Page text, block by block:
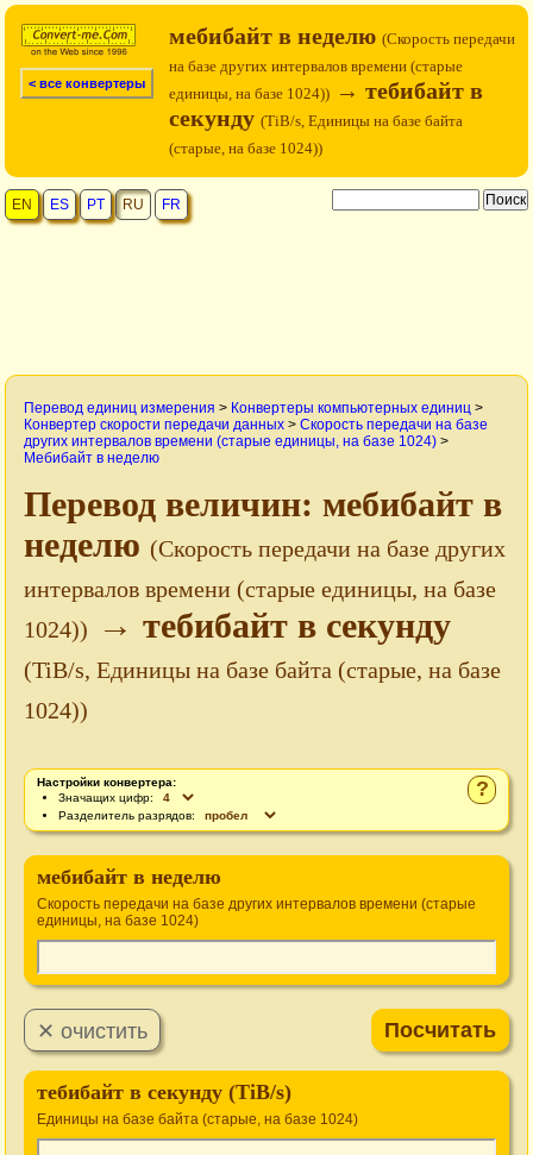
< все конвертеры
мебибайт в неделю (Скорость передачи
на базе других интервалов времени (старые
единицы, на базе 1024)) → тебибайт в
секунду (TiB/s, Единицы на базе байта
(старые, на базе 1024))
EN ES PT RU FR
Перевод единиц измерения > Конвертеры компьютерных единиц >
Конвертер скорости передачи данных > Скорость передачи на базе
других интервалов времени (старые единицы, на базе 1024) >
Мебибайт в неделю
Перевод величин: мебибайт в
неделю (Скорость передачи на базе других
интервалов времени (старые единицы, на базе
1024))
→ тебибайт в секунду
(TiB/s, Единицы на базе байта (старые, на базе
1024))
?
Настройки конвертера:
Значащих цифр:
Разделитель разрядов:
мебибайт в неделю
Скорость передачи на базе других интервалов времени (старые
единицы, на базе 1024)
тебибайт в секунду (TiB/s)
Единицы на базе байта (старые, на базе 1024)